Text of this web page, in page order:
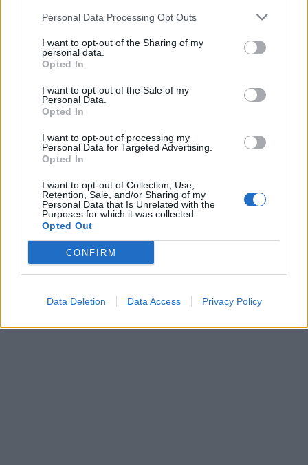
Personal Data Processing Opt Outs
I want to opt-out of the Sharing of my
personal data.
Opted In
I want to opt-out of the Sale of my
Personal Data.
Opted In
I want to opt-out of processing my
Personal Data for Targeted Advertising.
Opted In
I want to opt-out of Collection, Use,
Retention, Sale, and/or Sharing of my
Personal Data that Is Unrelated with the
Purposes for which it was collected.
Opted Out
CONFIRM
Data Deletion Data Access Privacy Policy